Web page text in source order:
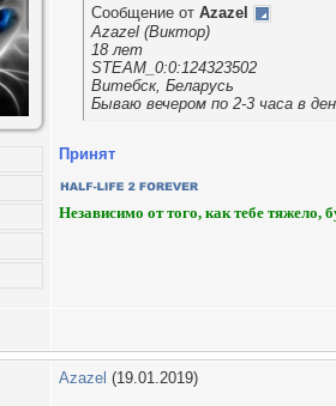
Сообщение от Azazel
Azazel (Виктор)
18 лет
STEAM_0:0:124323502
Витебск, Беларусь
Бываю вечером по 2-3 часа в
Принят
Независимо от того, как тебе тяжело,
Azazel (19.01.2019)